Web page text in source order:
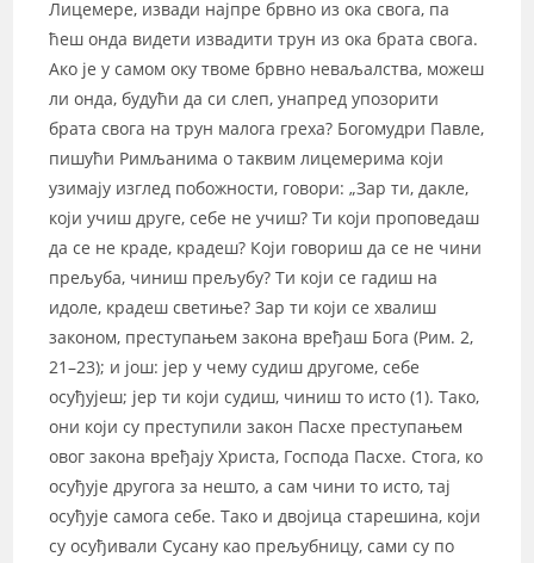
Лицемере, извади најпре брвно из ока свога, па
ћеш онда видети извадити трун из ока брата свога.
Ако је у самом оку твоме брвно неваљалства, можеш
ли онда, будући да си слеп, унапред упозорити
брата свога на трун малога греха? Богомудри Павле,
пишући Римљанима о таквим лицемерима који
узимају изглед побожности, говори: „Зар ти, дакле,
који учиш друге, себе не учиш? Ти који проповедаш
да се не краде, крадеш? Који говориш да се не чини
прељуба, чиниш прељубу? Ти који се гадиш на
идоле, крадеш светиње? Зар ти који се хвалиш
законом, преступањем закона вређаш Бога (Рим. 2,
21–23); и још: јер у чему судиш другоме, себе
осуђујеш; јер ти који судиш, чиниш то исто (1). Тако,
они који су преступили закон Пасхе преступањем
овог закона вређају Христа, Господа Пасхе. Стога, ко
осуђује другога за нешто, а сам чини то исто, тај
осуђује самога себе. Тако и двојица старешина, који
су осуђивали Сусану као прељубницу, сами су по